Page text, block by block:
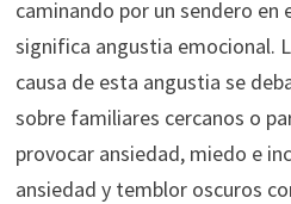
caminando por un sendero en
significa angustia emocional.
causa de esta angustia se
sobre familiares cercanos o
provocar ansiedad, miedo e
ansiedad y temblor oscuros